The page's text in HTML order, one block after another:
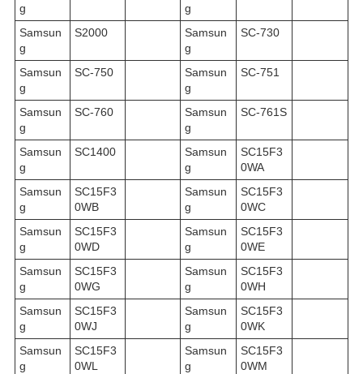
g
g
Samsun
g
S2000
Samsun
g
SC-730
Samsun
g
SC-750
Samsun
g
SC-751
Samsun
g
SC-760
Samsun
g
SC-761S
Samsun
g
SC1400
Samsun
g
SC15F3
0WA
Samsun
g
SC15F3
0WB
Samsun
g
SC15F3
0WC
Samsun
g
SC15F3
0WD
Samsun
g
SC15F3
0WE
Samsun
g
SC15F3
0WG
Samsun
g
SC15F3
0WH
Samsun
g
SC15F3
0WJ
Samsun
g
SC15F3
0WK
Samsun
g
SC15F3
0WL
Samsun
g
SC15F3
0WM